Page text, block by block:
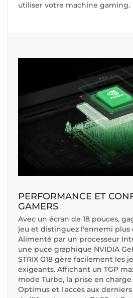
utiliser votre machine gaming.
PERFORMANCE ET
GAMERS
Avec un écran de 18 pouces,
jeu et distinguez l'ennemi plus
Alimenté par un processeur
une puce graphique NVIDIA
STRIX G18 gère facilement les
exigeants. Affichant un TGP
mode Turbo, la prise en
Optimus et l'accès aux